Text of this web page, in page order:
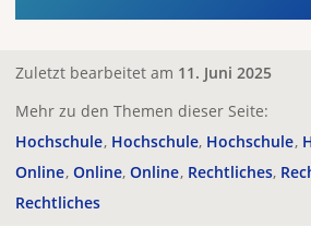
Zuletzt bearbeitet am 11. Juni 2025
Mehr zu den Themen dieser Seite:
Hochschule Hochschule Hochschule
Online Online Online Rechtliches
Rechtliches